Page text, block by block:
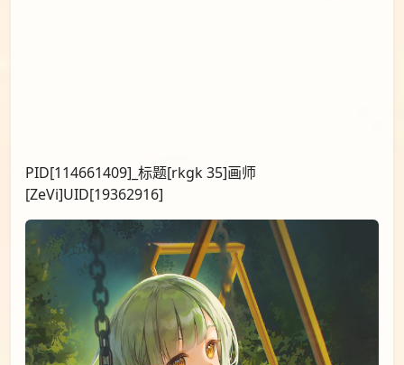
PID[114661409]_标题[rkgk 35]画师
[ZeVi]UID[19362916]